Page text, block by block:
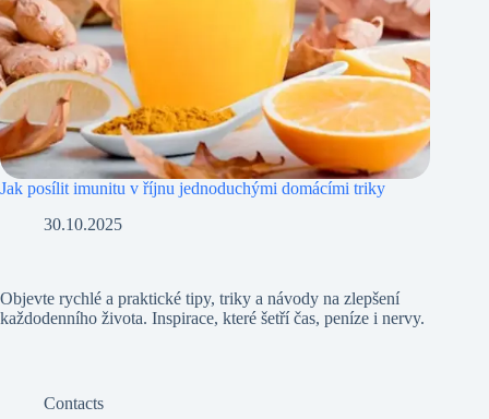
Jak posílit imunitu v říjnu jednoduchými domácími triky
30.10.2025
Objevte rychlé a praktické tipy, triky a návody na zlepšení
každodenního života. Inspirace, které šetří čas, peníze i nervy.
Contacts